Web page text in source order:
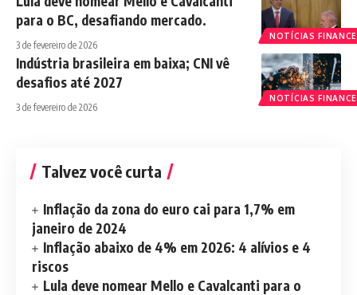
NOTÍCIAS
para o BC, desafiando mercado.
3 de fevereiro de 2026
NOTÍCIAS
Indústria brasileira em baixa; CNI vê
desafios até 2027
3 de fevereiro de 2026
Talvez você curta
Inflação da zona do euro cai para 1,7% em
janeiro de 2024
Inflação abaixo de 4% em 2026: 4 alívios e 4
riscos
Lula deve nomear Mello e Cavalcanti para o